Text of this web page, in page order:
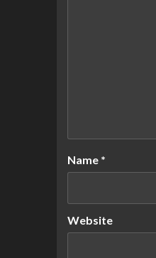
Name *
Website